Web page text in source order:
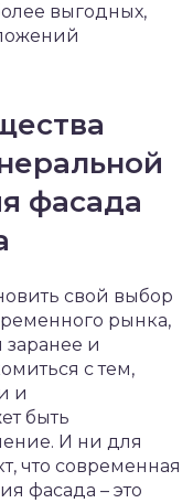
выгодных,
фасада
свой выбор
рынка,
заранее и
с тем,
и
быть
И ни для
что современная
фасада – это